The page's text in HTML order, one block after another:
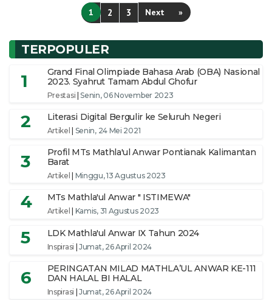
1 2 3 Next »
TERPOPULER
1
Grand Final Olimpiade Bahasa Arab (OBA) Nasional
2023. Syahrut Tamam Abdul Ghofur
Prestasi |Senin, 06 November 2023
2 Literasi Digital Bergulir ke Seluruh Negeri
Artikel Senin, 24 Mei 2021
3
Profil MTs Mathla'ul Anwar Pontianak Kalimantan
Barat
Artikel Minggu, 13 Agustus 2023
4 MTs Mathla'ul Anwar " ISTIMEWA"
Artikel Kamis, 31 Agustus 2023
5 LDK Mathla'ul Anwar IX Tahun 2024
Inspirasi |Jumat, 26 April 2024
6
PERINGATAN MILAD MATHLA’UL ANWAR KE-111
DAN HALAL BI HALAL
Inspirasi |Jumat, 26 April 2024